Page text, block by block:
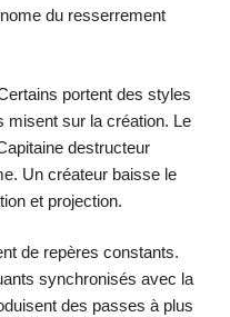
du resserrement
portent des styles
misent sur la création. Le
destructeur
Un créateur baisse le
et projection.
de repères constants.
synchronisés avec la
des passes à plus